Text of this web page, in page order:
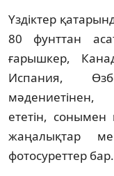
Үздіктер
80 фунттан
ғарышкер,
Испания,
мәдениетінен,
ететін,
жаңалықтар
фотосуреттер бар.